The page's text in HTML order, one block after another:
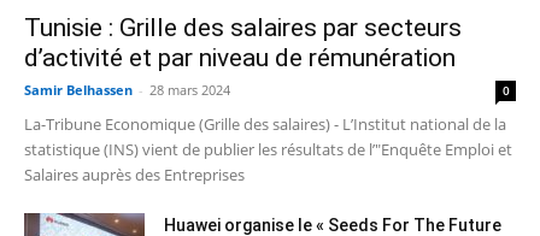
Tunisie : Grille des salaires par secteurs
d’activité et par niveau de rémunération
Samir Belhassen - 28 mars 2024 0
La-Tribune Economique (Grille des salaires) - L’Institut national de la
statistique (INS) vient de publier les résultats de l’"Enquête Emploi et
Salaires auprès des Entreprises
Huawei organise le « Seeds For The Future